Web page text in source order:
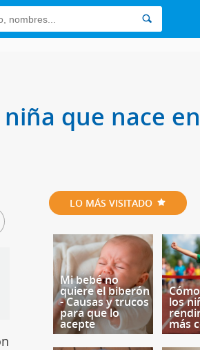
que nace en
LO MÁS VISITADO
Mi bebé no
quiere el biberón
- Causas y trucos
para que lo
acepte
los
más